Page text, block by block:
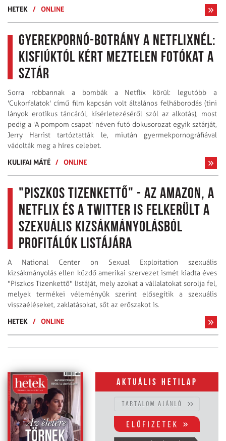
HETEK
/ ONLINE
Gyerekpornó-botrány a Netflixnél:
kisfiúktól kért meztelen fotókat a
sztár
Sorra robbannak a bombák a Netflix körül: legutóbb a
'Cukorfalatok' című film kapcsán volt általános felháborodás (tini
lányok erotikus táncáról, kísérletezéséről szól az alkotás), most
pedig a 'A pompom csapat' néven futó dokusorozat egyik sztárját,
Jerry Harrist tartóztatták le, miután gyermekpornográfiával
vádolták meg a híres celebet.
KULIFAI MÁTÉ / ONLINE
"Piszkos tizenkettő" - az Amazon, a
Netflix és a Twitter is felkerült a
szexuális kizsákmányolásból
profitálók listájára
A National Center on Sexual Exploitation szexuális
kizsákmányolás ellen küzdő amerikai szervezet ismét kiadta éves
"Piszkos Tizenkettő" listáját, mely azokat a vállalatokat sorolja fel,
melyek termékei véleményük szerint elősegítik a szexuális
visszaéléseket, zaklatásokat, sőt az erőszakot is.
HETEK
/ ONLINE
Aktuális hetilap